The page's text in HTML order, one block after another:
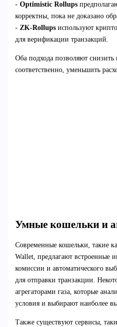
- Optimistic Rollups
корректны, пока не доказано
- ZK-Rollupsиспользуют
для верификации транзакций.
Оба подхода позволяют снизить
соответственно, уменьшить
Умные кошельки и
Современные кошельки, такие
Wallet, предлагают встроенные
комиссии и автоматического
для отправки транзакции.
агрегаторами газа, которые
условия и выбирают наиболее
Также существуют сервисы,